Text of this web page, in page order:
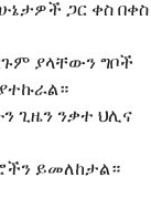
ጋር ቀስ በቀስ
ያላቸውን ግቦች
ጊዜን ንቃተ ህሊና
ይመለከታል።